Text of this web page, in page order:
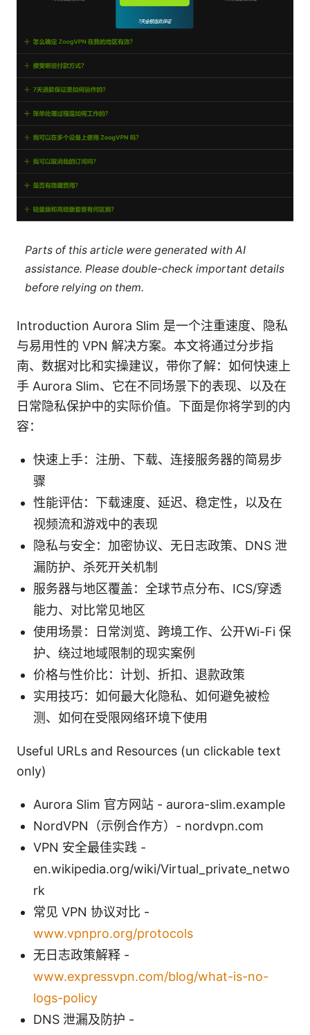
Parts of this article were generated with AI
assistance. Please double-check important details
before relying on them.
Introduction Aurora Slim 是一个注重速度、隐私
与易用性的 VPN 解决方案。本文将通过分步指
南、数据对比和实操建议，带你了解：如何快速上
手 Aurora Slim、它在不同场景下的表现、以及在
日常隐私保护中的实际价值。下面是你将学到的内
容：
快速上手：注册、下载、连接服务器的简易步
骤
性能评估：下载速度、延迟、稳定性，以及在
视频流和游戏中的表现
隐私与安全：加密协议、无日志政策、DNS 泄
漏防护、杀死开关机制
服务器与地区覆盖：全球节点分布、ICS/穿透
能力、对比常见地区
使用场景：日常浏览、跨境工作、公开Wi-Fi 保
护、绕过地域限制的现实案例
价格与性价比：计划、折扣、退款政策
实用技巧：如何最大化隐私、如何避免被检
测、如何在受限网络环境下使用
Useful URLs and Resources (un clickable text
only)
Aurora Slim 官方网站 - aurora-slim.example
NordVPN（示例合作方）- nordvpn.com
VPN 安全最佳实践 -
en.wikipedia.org/wiki/Virtual_private_netwo
rk
常见 VPN 协议对比 -
www.vpnpro.org/protocols
无日志政策解释 -
www.expressvpn.com/blog/what-is-no-
logs-policy
DNS 泄漏及防护 -